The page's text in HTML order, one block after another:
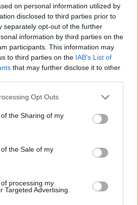
on personal information utilized by
disclosed to third parties prior to
separately opt-out of the further
information by third parties on the
participants. This information may
to third parties on the IAB’s List of
that may further disclose it to other
app uses one or more Google
or usage behaviour. You may click to
to Google and its third-party tags to
specified purposes in below Google
Opt Outs
the Sharing of my
the Sale of my
processing my
Targeted Advertising.
Jazzpiknikre!
Biondi, Matt Bianco feat New Cool
Trip– csak néhány név a